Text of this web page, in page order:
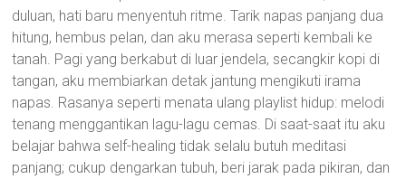
duluan, hati baru menyentuh ritme. Tarik napas panjang dua
hitung, hembus pelan, dan aku merasa seperti kembali ke
tanah. Pagi yang berkabut di luar jendela, secangkir kopi di
tangan, aku membiarkan detak jantung mengikuti irama
napas. Rasanya seperti menata ulang playlist hidup: melodi
tenang menggantikan lagu-lagu cemas. Di saat-saat itu aku
belajar bahwa self-healing tidak selalu butuh meditasi
panjang; cukup dengarkan tubuh, beri jarak pada pikiran, dan